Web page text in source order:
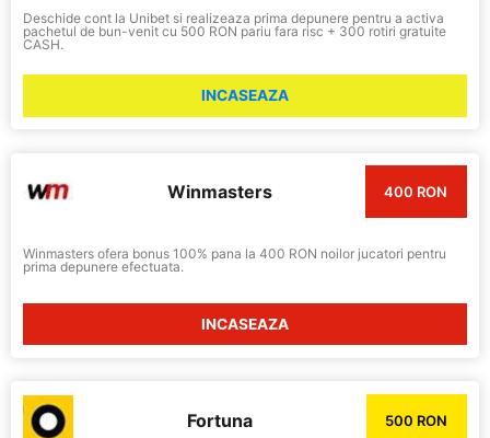
Deschide cont la Unibet si realizeaza prima depunere pentru a activa
pachetul de bun-venit cu 500 RON pariu fara risc + 300 rotiri gratuite
CASH.
INCASEAZA
Winmasters 400 RON
Winmasters ofera bonus 100% pana la 400 RON noilor jucatori pentru
prima depunere efectuata.
INCASEAZA
Fortuna 500 RON